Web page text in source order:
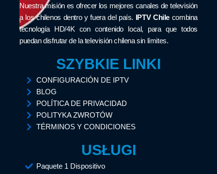
Nuestra misión es ofrecer los mejores canales de televisión
a los chilenos dentro y fuera del país.
IPTV Chilecombina
tecnología HD/4K con contenido local, para que todos
puedan disfrutar de la televisión chilena sin límites.
SZYBKIE LINKI
CONFIGURACIÓN DE IPTV
BLOG
POLÍTICA DE PRIVACIDAD
POLITYKA ZWROTÓW
TÉRMINOS Y CONDICIONES
USŁUGI
Paquete 1 Dispositivo